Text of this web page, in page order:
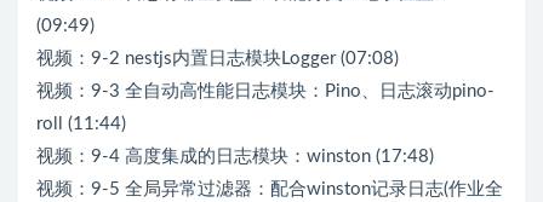
(09:49)
视频：9-2 nestjs内置日志模块Logger (07:08)
视频：9-3 全自动高性能日志模块：Pino、日志滚动pino-
roll (11:44)
视频：9-4 高度集成的日志模块：winston (17:48)
视频：9-5 全局异常过滤器：配合winston记录日志(作业全